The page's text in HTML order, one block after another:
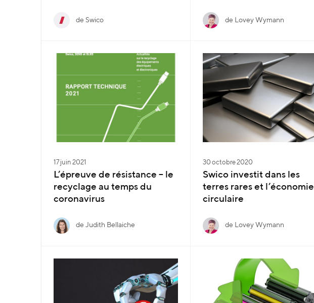
de Swico de Lovey Wymann
17 juin 2021
L’épreuve de résistance – le
recyclage au temps du
coronavirus
de Judith Bellaiche
30 octobre 2020
Swico investit dans les
terres rares et l’économie
circulaire
de Lovey Wymann